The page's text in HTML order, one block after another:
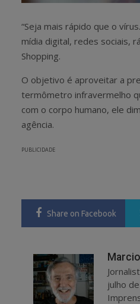
“Seja mais rápido que o
mídia digital, redes sociais,
Shopping.
O objetivo é aproveitar a
termômetro infravermelho
com o corpo humano, ele
agência.
PUBLICIDADE
Share on Facebook
julho